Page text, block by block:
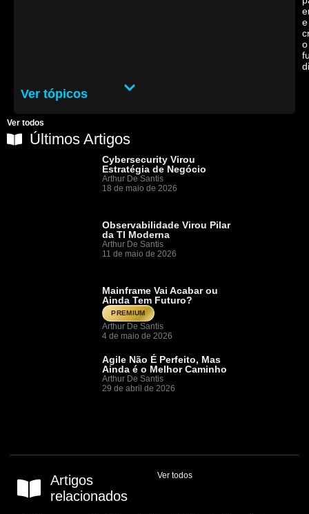
e
o
Ver tópicos
Últimos Artigos
Ver todos
Cybersecurity Virou
Estratégia de Negócio
Arthur De Santis
18 de maio de 2026
Observabilidade Virou Pilar
da TI Moderna
Arthur De Santis
11 de maio de 2026
Mainframe Vai Acabar ou
Ainda Tem Futuro?
PREMIUM
Arthur De Santis
4 de maio de 2026
Agile Não É Perfeito, Mas
Ainda é o Melhor Caminho
Arthur De Santis
29 de abril de 2026
Artigos
relacionados
Ver todos